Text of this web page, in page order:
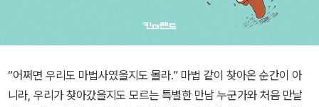
“어쩌면 우리도 마법사였을지도 몰라.” 마법 같이 찾아온 순간이 아
니라, 우리가 찾아갔을지도 모르는 특별한 만남 누군가와 처음 만날